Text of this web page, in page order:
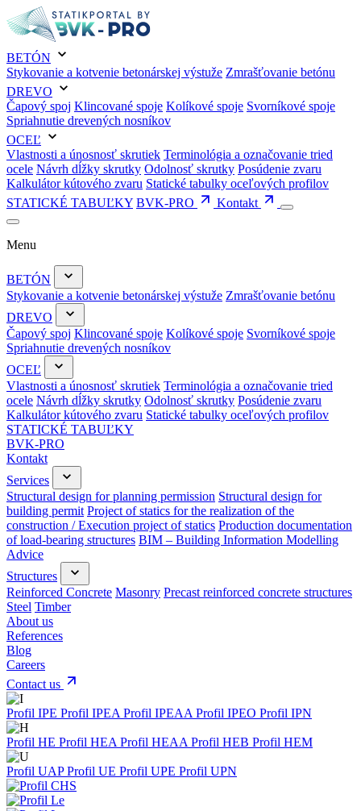
BETÓN
Stykovanie a kotvenie betonárskej výstuže Zmrašťovanie betónu
DREVO
Čapový spoj Klincované spoje Kolíkové spoje Svorníkové spoje
Spriahnutie drevených nosníkov
OCEĽ
Vlastnosti a únosnosť skrutiek Terminológia a označovanie tried
ocele Návrh dĺžky skrutky Odolnosť skrutky Posúdenie zvaru
Kalkulátor kútového zvaru Statické tabulky oceľových profilov
STATICKÉ TABUĽKY BVK-PRO Kontakt
Menu
BETÓN
Stykovanie a kotvenie betonárskej výstuže Zmrašťovanie betónu
DREVO
Čapový spoj Klincované spoje Kolíkové spoje Svorníkové spoje
Spriahnutie drevených nosníkov
OCEĽ
Vlastnosti a únosnosť skrutiek Terminológia a označovanie tried
ocele Návrh dĺžky skrutky Odolnosť skrutky Posúdenie zvaru
Kalkulátor kútového zvaru Statické tabulky oceľových profilov
STATICKÉ TABUĽKY
BVK-PRO
Kontakt
Services
Structural design for planning permission Structural design for
building permit Project of statics for the realization of the
construction / Execution project of statics Production documentation
of load-bearing structures BIM – Building Information Modelling
Advice
Structures
Reinforced Concrete Masonry Precast reinforced concrete structures
Steel Timber
About us
References
Blog
Careers
Contact us
Profil IPE Profil IPEA Profil IPEAA Profil IPEO Profil IPN
Profil HE Profil HEA Profil HEAA Profil HEB Profil HEM
Profil UAPProfil UE Profil UPE Profil UPN